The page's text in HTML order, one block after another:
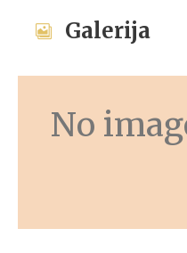
Galerija
No